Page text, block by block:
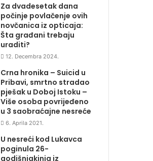
Za dvadesetak dana
počinje povlačenje ovih
novčanica iz opticaja:
Šta građani trebaju
uraditi?
12. Decembra 2024.
Crna hronika – Suicid u
Pribavi, smrtno stradao
pješak u Doboj Istoku –
Više osoba povrijeđeno
u 3 saobraćajne nesreće
6. Aprila 2021.
U nesreći kod Lukavca
poginula 26-
godišnjakinja iz